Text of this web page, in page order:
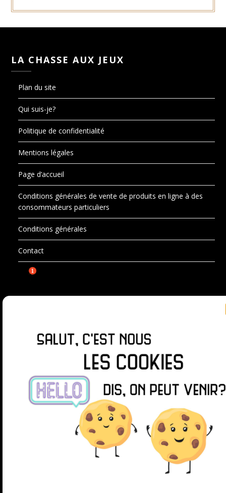
LA CHASSE AUX JEUX
Plan du site
Qui suis-je?
Politique de confidentialité
Mentions légales
Page d’accueil
Conditions générales de vente de produits en ligne à des
consommateurs particuliers
Conditions générales
Contact
SUIVEZ-MOI SUR
© 2026 La chasse aux jeux | Powered by
Minimalist
WordPress Theme